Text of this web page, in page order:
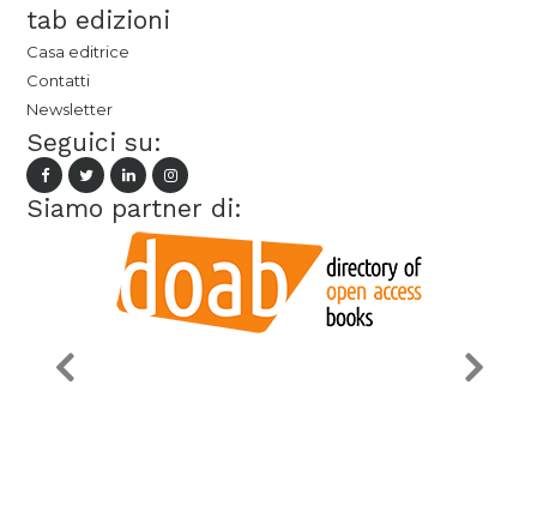
tab edizioni
Casa editrice
Contatti
Newsletter
Seguici su:
Siamo partner di: